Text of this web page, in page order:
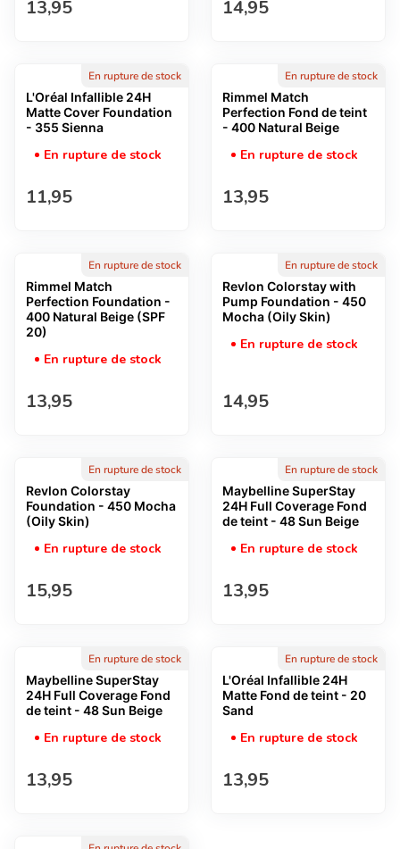
Prix normal
13,95 Prix normal
14,95
En rupture de stock
L'Oréal Infallible 24H
Matte Cover Foundation
- 355 Sienna
En rupture de stock
Prix normal
11,95
En rupture de stock
Rimmel Match
Perfection Fond de teint
- 400 Natural Beige
En rupture de stock
Prix normal
13,95
En rupture de stock
Rimmel Match
Perfection Foundation -
400 Natural Beige (SPF
20)
En rupture de stock
Prix normal
13,95
En rupture de stock
Revlon Colorstay with
Pump Foundation - 450
Mocha (Oily Skin)
En rupture de stock
Prix normal
14,95
En rupture de stock
Revlon Colorstay
Foundation - 450 Mocha
(Oily Skin)
En rupture de stock
Prix normal
15,95
En rupture de stock
Maybelline SuperStay
24H Full Coverage Fond
de teint - 48 Sun Beige
En rupture de stock
Prix normal
13,95
En rupture de stock
Maybelline SuperStay
24H Full Coverage Fond
de teint - 48 Sun Beige
En rupture de stock
Prix normal
13,95
En rupture de stock
L'Oréal Infallible 24H
Matte Fond de teint - 20
Sand
En rupture de stock
Prix normal
13,95